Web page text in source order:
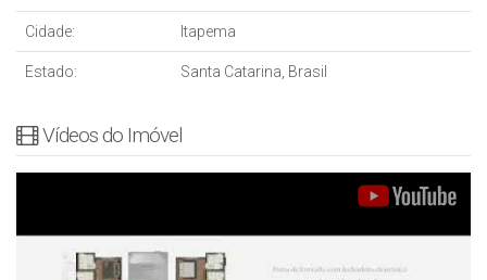
Cidade: Itapema
Estado: Santa Catarina, Brasil
Vídeos do Imóvel